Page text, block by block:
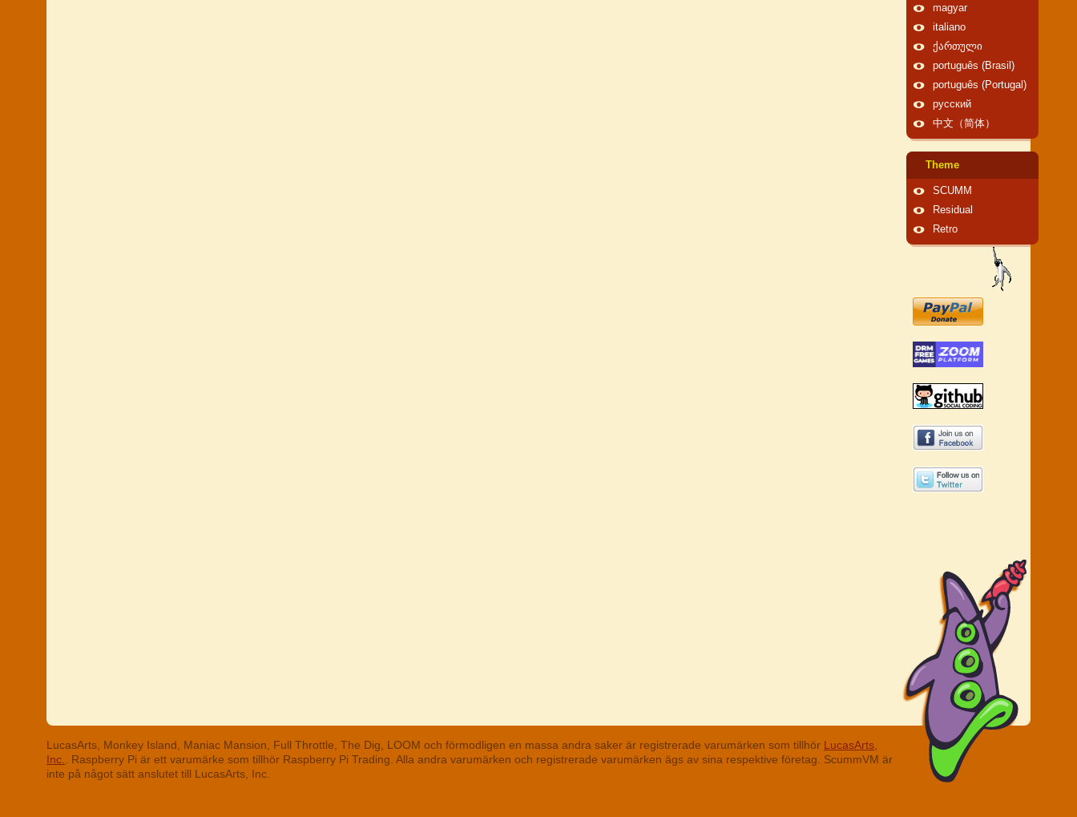
magyar
italiano
ქართული
português (Brasil)
português (Portugal)
русский
中文（简体）
Theme
SCUMM
Residual
Retro
LucasArts, Monkey Island, Maniac Mansion, Full Throttle, The Dig, LOOM och förmodligen en massa andra saker är registrerade varumärken som tillhör LucasArts,
Inc.
. Raspberry Pi är ett varumärke som tillhör Raspberry Pi Trading. Alla andra varumärken och registrerade varumärken ägs av sina respektive företag. ScummVM är
inte på något sätt anslutet till LucasArts, Inc.